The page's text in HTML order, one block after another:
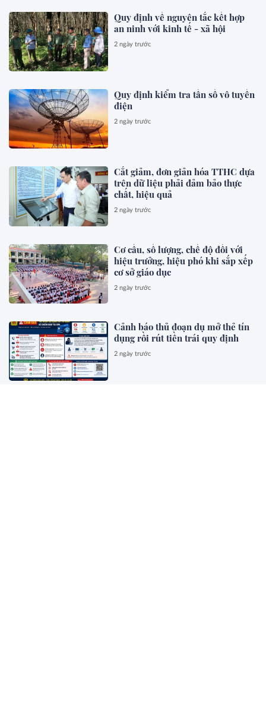
Quy định về nguyên tắc kết hợp
an ninh với kinh tế - xã hội
2 ngày trước
Quy định kiểm tra tần số vô tuyến
điện
2 ngày trước
Cắt giảm, đơn giản hóa TTHC dựa
trên dữ liệu phải đảm bảo thực
chất, hiệu quả
2 ngày trước
Cơ cấu, số lượng, chế độ đối với
hiệu trưởng, hiệu phó khi sắp xếp
cơ sở giáo dục
2 ngày trước
Cảnh báo thủ đoạn dụ mở thẻ tín
dụng rồi rút tiền trái quy định
2 ngày trước